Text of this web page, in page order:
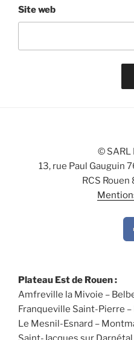
Site web
© SARL
13, rue Paul Gauguin
RCS
Plateau Est de Rouen :
Amfreville la Mivoie –
Franqueville Saint-Pierre –
Le Mesnil-Esnard –